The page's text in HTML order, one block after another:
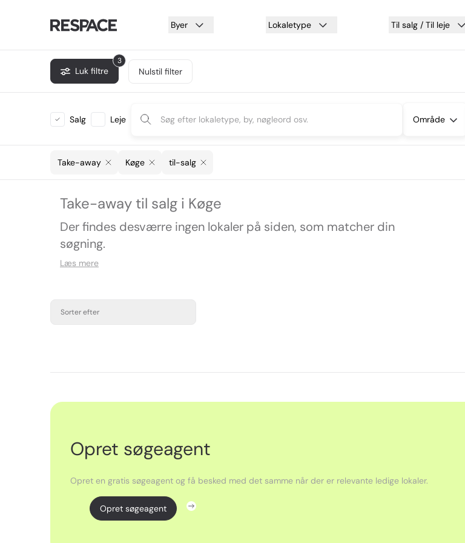
Byer Lokaletype Til salg / Til leje
3
Luk filtre Nulstil filter
Salg Leje Område
Take-away Køge til-salg
Take-away til salg i Køge
Der findes desværre ingen lokaler på siden, som matcher din
søgning.
Læs mere
Sorter efter
Opret søgeagent
Opret en gratis søgeagent og få besked med det samme når der er relevante ledige lokaler.
Opret søgeagent